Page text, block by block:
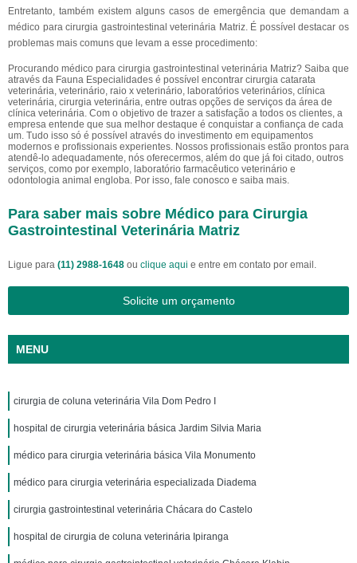
Entretanto, também existem alguns casos de emergência que demandam a
médico para cirurgia gastrointestinal veterinária Matriz. É possível destacar os
problemas mais comuns que levam a esse procedimento:
Procurando médico para cirurgia gastrointestinal veterinária Matriz? Saiba que
através da Fauna Especialidades é possível encontrar cirurgia catarata
veterinária, veterinário, raio x veterinário, laboratórios veterinários, clínica
veterinária, cirurgia veterinária, entre outras opções de serviços da área de
clínica veterinária. Com o objetivo de trazer a satisfação a todos os clientes, a
empresa entende que sua melhor destaque é conquistar a confiança de cada
um. Tudo isso só é possível através do investimento em equipamentos
modernos e profissionais experientes. Nossos profissionais estão prontos para
atendê-lo adequadamente, nós oferecermos, além do que já foi citado, outros
serviços, como por exemplo, laboratório farmacêutico veterinário e
odontologia animal engloba. Por isso, fale conosco e saiba mais.
Para saber mais sobre Médico para Cirurgia
Gastrointestinal Veterinária Matriz
Ligue para (11) 2988-1648 ou clique aqui e entre em contato por email.
Solicite um orçamento
MENU
cirurgia de coluna veterinária Vila Dom Pedro I
hospital de cirurgia veterinária básica Jardim Silvia Maria
médico para cirurgia veterinária básica Vila Monumento
médico para cirurgia veterinária especializada Diadema
cirurgia gastrointestinal veterinária Chácara do Castelo
hospital de cirurgia de coluna veterinária Ipiranga